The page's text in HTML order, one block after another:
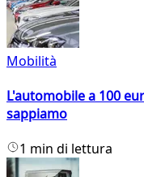
Mobilità
L'automobile a 100
sappiamo
1 min di lettura